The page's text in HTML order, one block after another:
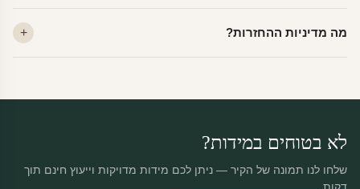
יוצאות באותו יום.
מה מדיניות ההחזרות?
לא בטוחים במידות?
שלחו לנו תמונה של הקיר — ניתן לכם מידות מדויקות וייעוץ חינם תוך
דקות.